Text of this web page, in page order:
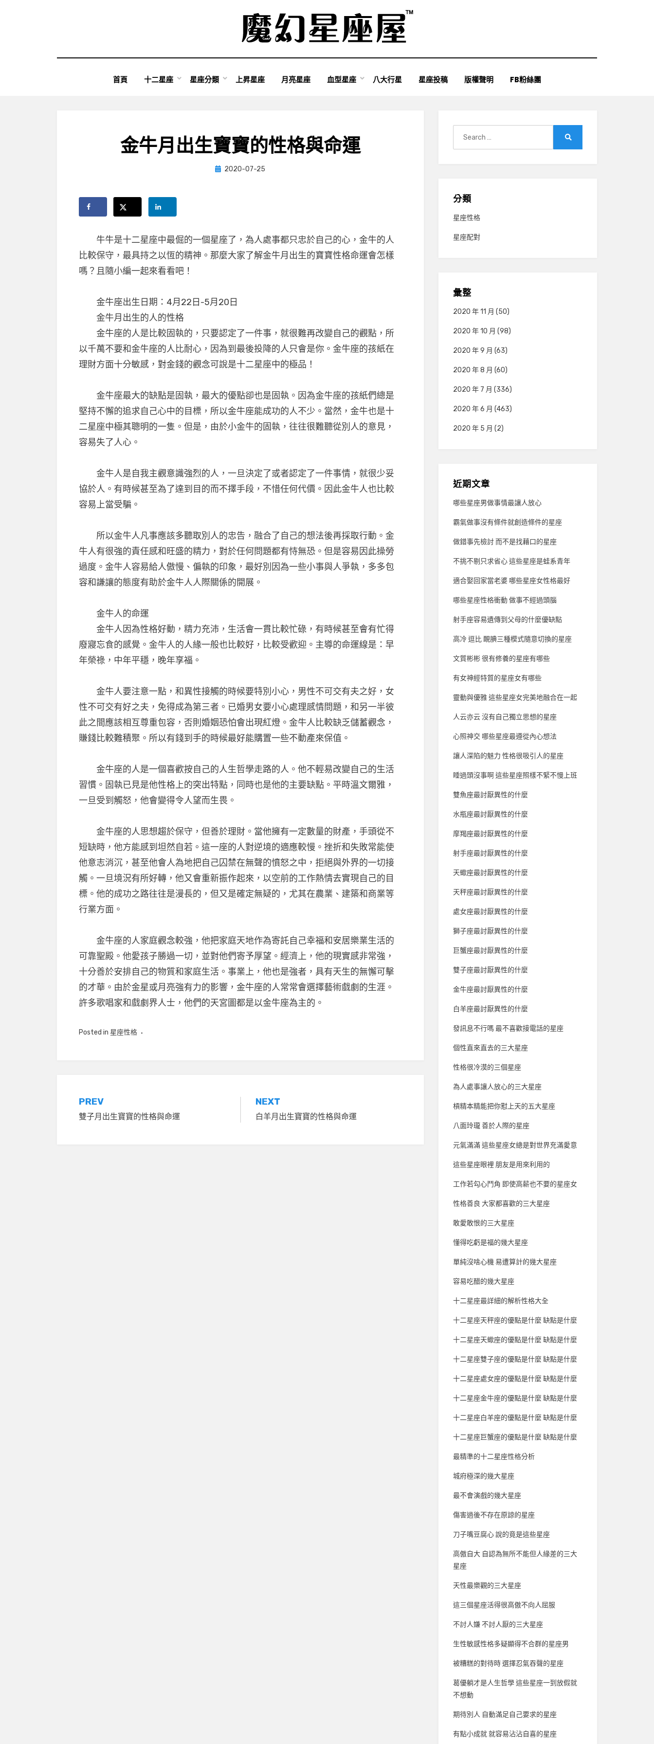
首頁 十二星座 星座分類 上昇星座 月亮星座 血型星座 八大行星 星座投稿 版權聲明 FB粉絲團
金牛月出生寶寶的性格與命運
by小編
Posted
2020-07-25
牛牛是十二星座中最倔的一個星座了，為人處事都只忠於自己的心，金牛的人
比較保守，最具持之以恆的精神。那麼大家了解金牛月出生的寶寶性格命運會怎樣
嗎？且隨小編一起來看看吧！
金牛座出生日期：4月22日-5月20日
金牛月出生的人的性格
金牛座的人是比較固執的，只要認定了一件事，就很難再改變自己的觀點，所
以千萬不要和金牛座的人比耐心，因為到最後投降的人只會是你。金牛座的孩紙在
理財方面十分敏感，對金錢的觀念可說是十二星座中的極品！
金牛座最大的缺點是固執，最大的優點卻也是固執。因為金牛座的孩紙們總是
堅持不懈的追求自己心中的目標，所以金牛座能成功的人不少。當然，金牛也是十
二星座中極其聰明的一隻。但是，由於小金牛的固執，往往很難聽從別人的意見，
容易失了人心。
金牛人是自我主觀意識強烈的人，一旦決定了或者認定了一件事情，就很少妥
協於人。有時候甚至為了達到目的而不擇手段，不惜任何代價。因此金牛人也比較
容易上當受騙。
所以金牛人凡事應該多聽取別人的忠告，融合了自己的想法後再採取行動。金
牛人有很強的責任感和旺盛的精力，對於任何問題都有恃無恐。但是容易因此操勞
過度。金牛人容易給人傲慢、偏執的印象，最好別因為一些小事與人爭執，多多包
容和謙讓的態度有助於金牛人人際關係的開展。
金牛人的命運
金牛人因為性格好動，精力充沛，生活會一貫比較忙碌，有時候甚至會有忙得
廢寢忘食的感覺。金牛人的人緣一般也比較好，比較受歡迎。主導的命運線是：早
年榮祿，中年平穩，晚年享福。
金牛人要注意一點，和異性接觸的時候要特別小心，男性不可交有夫之好，女
性不可交有好之夫，免得成為第三者。已婚男女要小心處理感情問題，和另一半彼
此之間應該相互尊重包容，否則婚姻恐怕會出現紅燈。金牛人比較缺乏儲蓄觀念，
賺錢比較難積聚。所以有錢到手的時候最好能購置一些不動產來保值。
金牛座的人是一個喜歡按自己的人生哲學走路的人。他不輕易改變自己的生活
習慣。固執已見是他性格上的突出特點，同時也是他的主要缺點。平時溫文爾雅，
一旦受到觸怒，他會變得令人望而生畏。
金牛座的人思想趨於保守，但善於理財。當他擁有一定數量的財產，手頭從不
短缺時，他方能感到坦然自若。這一座的人對逆境的適應較慢。挫折和失敗常能使
他意志消沉，甚至他會人為地把自己囚禁在無聲的憤怒之中，拒絕與外界的一切接
觸。一旦境況有所好轉，他又會重新振作起來，以空前的工作熱情去實現自己的目
標。他的成功之路往往是漫長的，但又是確定無疑的，尤其在農業、建築和商業等
行業方面。
金牛座的人家庭觀念較強，他把家庭天地作為寄託自己幸福和安居樂業生活的
可靠聖殿。他愛孩子勝過一切，並對他們寄予厚望。經濟上，他的現實感非常強，
十分善於安排自己的物質和家庭生活。事業上，他也是強者，具有天生的無懈可擊
的才華。由於金星或月亮強有力的影響，金牛座的人常常會選擇藝術戲劇的生涯。
許多歌唱家和戲劇界人士，他們的天宮圖都是以金牛座為主的。
Posted in 星座性格
文
章
PREV
雙子月出生寶寶的性格與命運
NEXT
白羊月出生寶寶的性格與命運
分類
星座性格
星座配對
彙整
2020 年 11 月 (50)
2020 年 10 月 (98)
2020 年 9 月 (63)
2020 年 8 月 (60)
2020 年 7 月 (336)
2020 年 6 月 (463)
2020 年 5 月 (2)
近期文章
哪些星座男做事情最讓人放心
霸氣做事沒有條件就創造條件的星座
做錯事先檢討 而不是找藉口的星座
不挑不剔只求省心 這些星座是蛙系青年
適合娶回家當老婆 哪些星座女性格最好
哪些星座性格衝動 做事不經過頭腦
射手座容易遺傳到父母的什麼優缺點
高冷 逗比 靦腆三種模式隨意切換的星座
文質彬彬 很有修養的星座有哪些
有女神經特質的星座女有哪些
靈動與優雅 這些星座女完美地融合在一起
人云亦云 沒有自己獨立思想的星座
心照神交 哪些星座最遵從內心想法
讓人深陷的魅力 性格很吸引人的星座
睡過頭沒事啊 這些星座照樣不緊不慢上班
雙魚座最討厭異性的什麼
水瓶座最討厭異性的什麼
摩羯座最討厭異性的什麼
射手座最討厭異性的什麼
天蠍座最討厭異性的什麼
天秤座最討厭異性的什麼
處女座最討厭異性的什麼
獅子座最討厭異性的什麼
巨蟹座最討厭異性的什麼
雙子座最討厭異性的什麼
金牛座最討厭異性的什麼
白羊座最討厭異性的什麼
發訊息不行嗎 最不喜歡接電話的星座
個性直來直去的三大星座
性格很冷漠的三個星座
為人處事讓人放心的三大星座
槓精本精能把你懟上天的五大星座
八面玲瓏 善於人際的星座
元氣滿滿 這些星座女總是對世界充滿愛意
這些星座眼裡 朋友是用來利用的
工作若勾心鬥角 即使高薪也不要的星座女
性格善良 大家都喜歡的三大星座
敢愛敢恨的三大星座
懂得吃虧是福的幾大星座
單純沒啥心機 易遭算計的幾大星座
容易吃醋的幾大星座
十二星座最詳細的解析性格大全
十二星座天秤座的優點是什麼 缺點是什麼
十二星座天蠍座的優點是什麼 缺點是什麼
十二星座雙子座的優點是什麼 缺點是什麼
十二星座處女座的優點是什麼 缺點是什麼
十二星座金牛座的優點是什麼 缺點是什麼
十二星座白羊座的優點是什麼 缺點是什麼
十二星座巨蟹座的優點是什麼 缺點是什麼
最精準的十二星座性格分析
城府極深的幾大星座
最不會演戲的幾大星座
傷害過後不存在原諒的星座
刀子嘴豆腐心 說的竟是這些星座
高傲自大 自認為無所不能但人緣差的三大
星座
天性最樂觀的三大星座
這三個星座活得很高傲不向人屈服
不討人嫌 不討人厭的三大星座
生性敏感性格多疑顯得不合群的星座男
被糟糕的對待時 選擇忍氣吞聲的星座
葛優躺才是人生哲學 這些星座一到放假就
不想動
期待別人 自動滿足自己要求的星座
有點小成就 就容易沾沾自喜的星座